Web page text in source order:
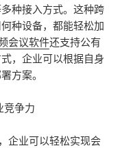
种接入方式。这种跨
种设备，都能轻松加
会议软件还支持公有
，企业可以根据自身
方案。
竞争力
，企业可以轻松实现会